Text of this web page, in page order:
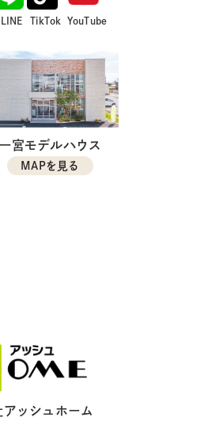
LINE TikTok YouTube
宮モデルハウス
MAPを見る
アッシュホーム